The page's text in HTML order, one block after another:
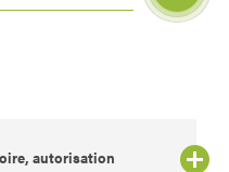
autorisation